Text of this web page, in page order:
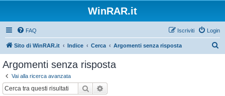
WinRAR.it
FAQ Login
Iscriviti
Sito di WinRAR.it Indice Cerca Argomenti senza risposta
Argomenti senza risposta
Vai alla ricerca avanzata
Cerca